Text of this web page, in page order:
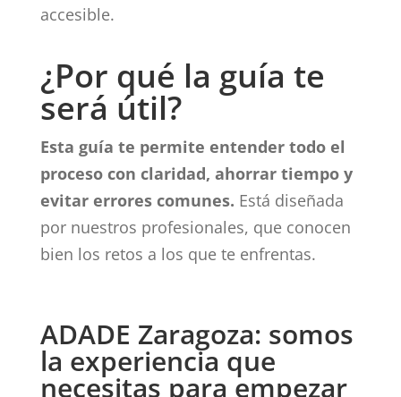
accesible.
¿Por qué la guía te
será útil?
Esta guía te permite entender todo el
proceso con claridad, ahorrar tiempo y
evitar errores comunes. Está diseñada
por nuestros profesionales, que conocen
bien los retos a los que te enfrentas.
ADADE Zaragoza: somos
la experiencia que
necesitas para empezar